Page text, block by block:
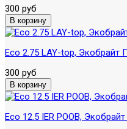
300 руб
Eco 2.75 LAY-top,
300 руб
Eco 12.5 IER POOB,